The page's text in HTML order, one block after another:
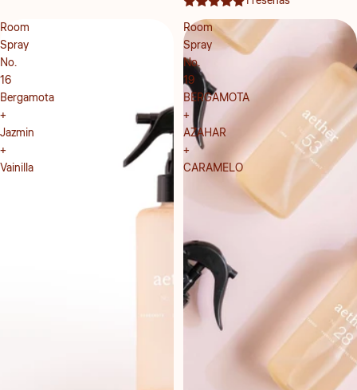
Room
Spray
No.
16
Bergamota
+
Jazmin
+
Vainilla
Room
Spray
No.
19
BERGAMOTA
+
AZAHAR
+
CARAMELO